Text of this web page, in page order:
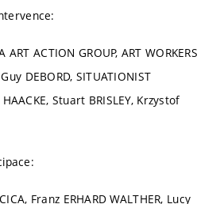
ART ACTION GROUP, ART WORKERS
DEBORD, SITUATIONIST
Stuart BRISLEY, Krzystof
Franz ERHARD WALTHER, Lucy